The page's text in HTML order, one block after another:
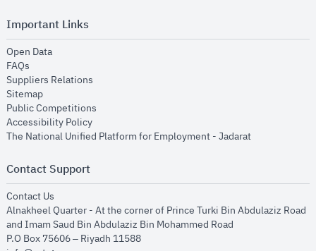
Important Links
Open Dataopens in new window
FAQs
Suppliers Relations
Sitemapopens in new window
Public Competitions
Accessibility Policyopens in new window
The National Unified Platform for Employment - Jadaratopens in new
Contact Support
Contact Us
Alnakheel Quarter - At the corner of Prince Turki Bin Abdulaziz Road
and Imam Saud Bin Abdulaziz Bin Mohammed Road​
P.O Box 75606 – Riyadh 11588